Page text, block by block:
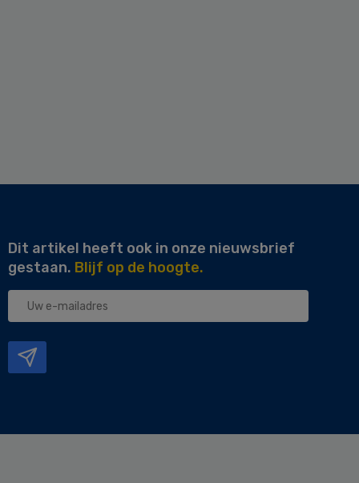
Dit artikel heeft ook in onze nieuwsbrief
gestaan. Blijf op de hoogte.
Uw